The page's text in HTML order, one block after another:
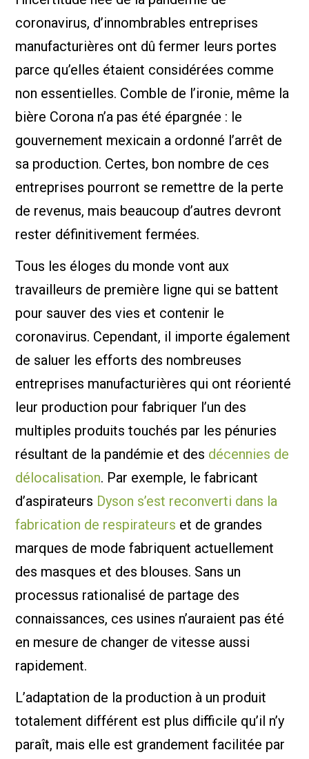
coronavirus, d’innombrables entreprises
manufacturières ont dû fermer leurs portes
parce qu’elles étaient considérées comme
non essentielles. Comble de l’ironie, même la
bière Corona n’a pas été épargnée : le
gouvernement mexicain a ordonné l’arrêt de
sa production. Certes, bon nombre de ces
entreprises pourront se remettre de la perte
de revenus, mais beaucoup d’autres devront
rester définitivement fermées.
Tous les éloges du monde vont aux
travailleurs de première ligne qui se battent
pour sauver des vies et contenir le
coronavirus. Cependant, il importe également
de saluer les efforts des nombreuses
entreprises manufacturières qui ont réorienté
leur production pour fabriquer l’un des
multiples produits touchés par les pénuries
résultant de la pandémie et des décennies de
délocalisation. Par exemple, le fabricant
d’aspirateurs Dyson s’est reconverti dans la
fabrication de respirateurs et de grandes
marques de mode fabriquent actuellement
des masques et des blouses. Sans un
processus rationalisé de partage des
connaissances, ces usines n’auraient pas été
en mesure de changer de vitesse aussi
rapidement.
L’adaptation de la production à un produit
totalement différent est plus difficile qu’il n’y
paraît, mais elle est grandement facilitée par